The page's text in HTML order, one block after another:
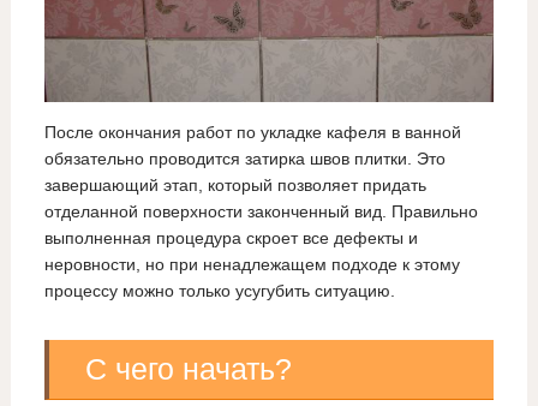
После окончания работ по укладке кафеля в ванной
обязательно проводится затирка швов плитки. Это
завершающий этап, который позволяет придать
отделанной поверхности законченный вид. Правильно
выполненная процедура скроет все дефекты и
неровности, но при ненадлежащем подходе к этому
процессу можно только усугубить ситуацию.
С чего начать?